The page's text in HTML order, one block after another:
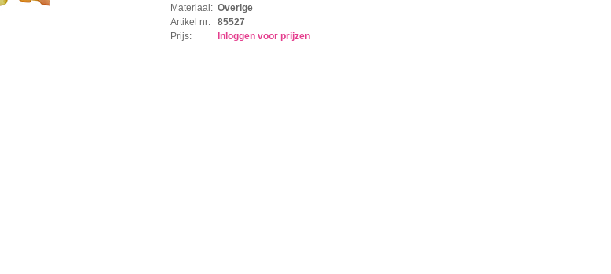
Materiaal: Overige
Artikel nr:
85527
Prijs:
Inloggen voor prijzen